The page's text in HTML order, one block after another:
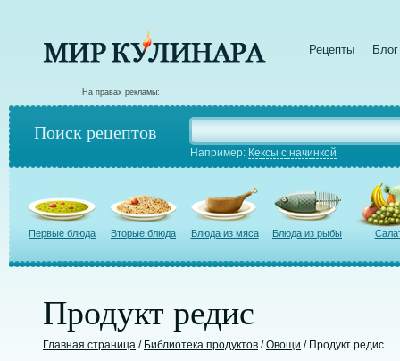
Рецепты Блог
На правах рекламы:
Поиск рецептов
Например: Кексы с начинкой
Первые блюда Вторые блюда Блюда из мяса Блюда из рыбы
Продукт редис
Главная страница / Библиотека продуктов /Овощи / Продукт редис